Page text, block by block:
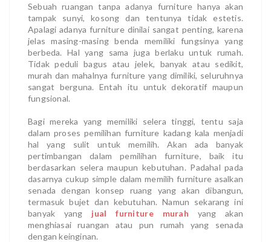
Sebuah ruangan tanpa adanya furniture hanya akan
tampak sunyi, kosong dan tentunya tidak estetis.
Apalagi adanya furniture dinilai sangat penting, karena
jelas masing-masing benda memiliki fungsinya yang
berbeda. Hal yang sama juga berlaku untuk rumah.
Tidak peduli bagus atau jelek, banyak atau sedikit,
murah dan mahalnya furniture yang dimiliki, seluruhnya
sangat berguna. Entah itu untuk dekoratif maupun
fungsional.
Bagi mereka yang memiliki selera tinggi, tentu saja
dalam proses pemilihan furniture kadang kala menjadi
hal yang sulit untuk memilih. Akan ada banyak
pertimbangan dalam pemilihan furniture, baik itu
berdasarkan selera maupun kebutuhan. Padahal pada
dasarnya cukup simple dalam memilih furniture asalkan
senada dengan konsep ruang yang akan dibangun,
termasuk bujet dan kebutuhan. Namun sekarang ini
banyak yang jual furniture murah yang akan
menghiasai ruangan atau pun rumah yang senada
dengan keinginan.